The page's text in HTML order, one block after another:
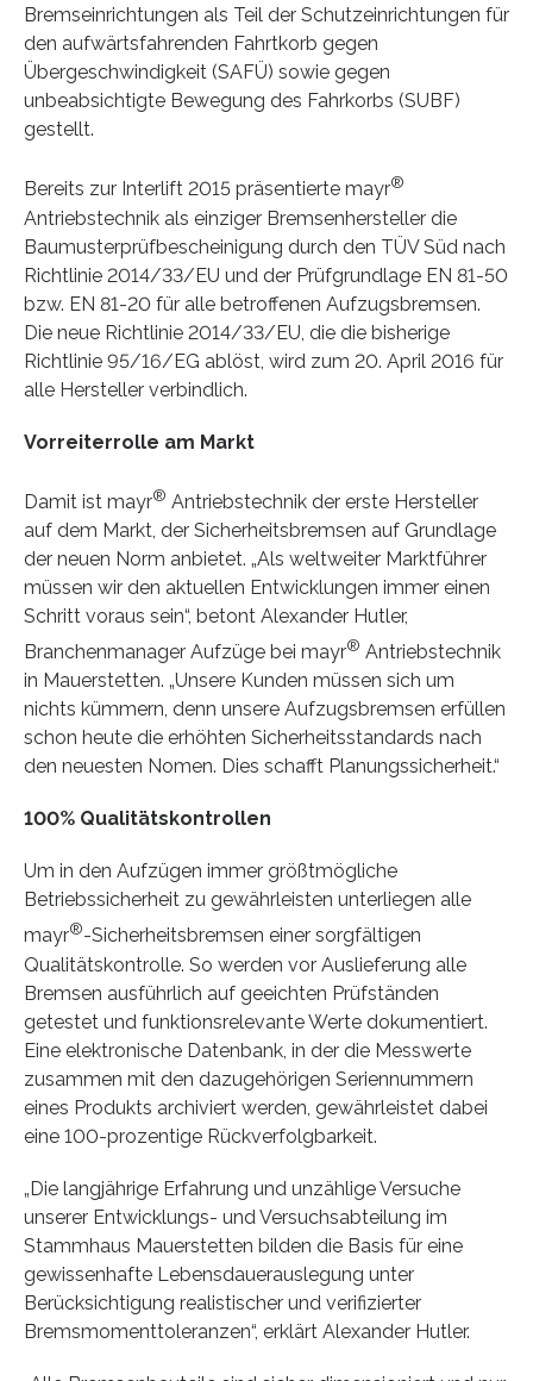
Bremseinrichtungen als Teil der Schutzeinrichtungen für
den aufwärtsfahrenden Fahrtkorb gegen
Übergeschwindigkeit (SAFÜ) sowie gegen
unbeabsichtigte Bewegung des Fahrkorbs (SUBF)
gestellt.
Bereits zur Interlift 2015 präsentierte mayr®
Antriebstechnik als einziger Bremsenhersteller die
Baumusterprüfbescheinigung durch den TÜV Süd nach
Richtlinie 2014/33/EU und der Prüfgrundlage EN 81-50
bzw. EN 81-20 für alle betroffenen Aufzugsbremsen.
Die neue Richtlinie 2014/33/EU, die die bisherige
Richtlinie 95/16/EG ablöst, wird zum 20. April 2016 für
alle Hersteller verbindlich.
Vorreiterrolle am Markt
Damit ist mayr® Antriebstechnik der erste Hersteller
auf dem Markt, der Sicherheitsbremsen auf Grundlage
der neuen Norm anbietet. „Als weltweiter Marktführer
müssen wir den aktuellen Entwicklungen immer einen
Schritt voraus sein“, betont Alexander Hutler,
Branchenmanager Aufzüge bei mayr® Antriebstechnik
in Mauerstetten. „Unsere Kunden müssen sich um
nichts kümmern, denn unsere Aufzugsbremsen erfüllen
schon heute die erhöhten Sicherheitsstandards nach
den neuesten Nomen. Dies schafft Planungssicherheit.“
100% Qualitätskontrollen
Um in den Aufzügen immer größtmögliche
Betriebssicherheit zu gewährleisten unterliegen alle
mayr®-Sicherheitsbremsen einer sorgfältigen
Qualitätskontrolle. So werden vor Auslieferung alle
Bremsen ausführlich auf geeichten Prüfständen
getestet und funktionsrelevante Werte dokumentiert.
Eine elektronische Datenbank, in der die Messwerte
zusammen mit den dazugehörigen Seriennummern
eines Produkts archiviert werden, gewährleistet dabei
eine 100-prozentige Rückverfolgbarkeit.
„Die langjährige Erfahrung und unzählige Versuche
unserer Entwicklungs- und Versuchsabteilung im
Stammhaus Mauerstetten bilden die Basis für eine
gewissenhafte Lebensdauerauslegung unter
Berücksichtigung realistischer und verifizierter
Bremsmomenttoleranzen“, erklärt Alexander Hutler.